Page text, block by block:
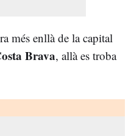
més enllà de la capital
Brava, allà es troba